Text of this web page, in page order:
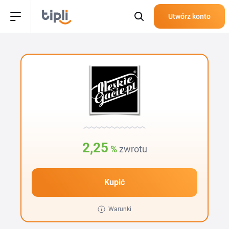
Utwórz konto
2,25 % zwrotu
Kupić
Warunki